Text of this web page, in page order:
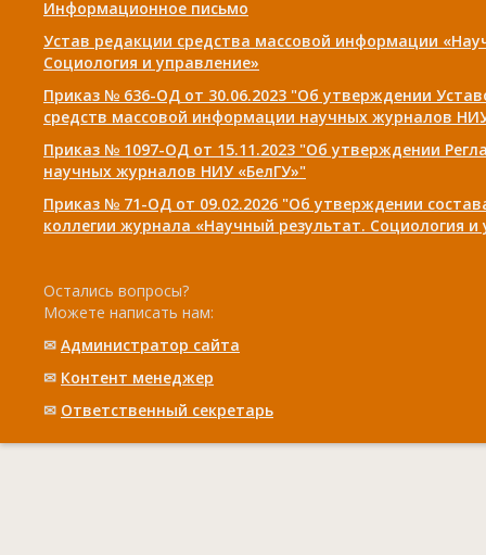
Информационное письмо
Устав редакции средства массовой информации
Социология и управление»
Приказ № 636-ОД от 30.06.2023 "Об утверждении
средств массовой информации научных журналов
Приказ № 1097-ОД от 15.11.2023 "Об утверждении
научных журналов НИУ «БелГУ»"
Приказ № 71-ОД от 09.02.2026 "Об утверждении
коллегии журнала «Научный результат. Социология и
Остались вопросы?
Можете написать нам:
✉ Администратор сайта
✉ Контент менеджер
✉ Ответственный cекретарь